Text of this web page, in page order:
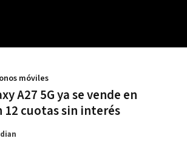
A27 5G ya se vende en
12 cuotas sin interés
móviles